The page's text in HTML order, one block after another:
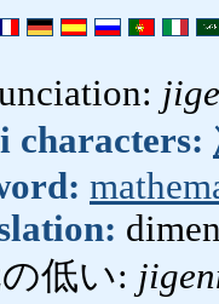
characters:
低い: